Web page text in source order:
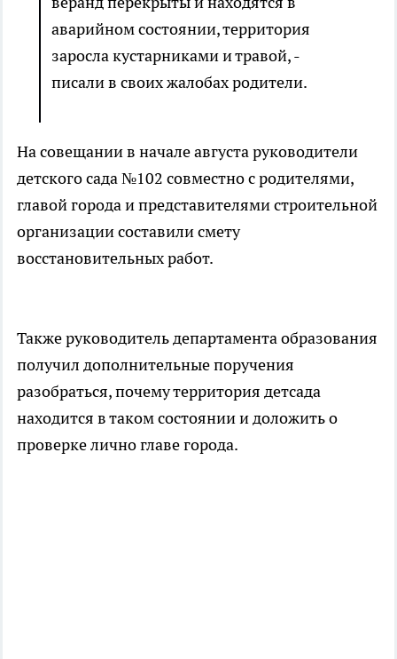
аварийном состоянии, территория
заросла кустарниками и травой, -
писали в своих жалобах родители.
На совещании в начале августа руководители
детского сада №102 совместно с родителями,
главой города и представителями строительной
организации составили смету
восстановительных работ.
Также руководитель департамента образования
получил дополнительные поручения
разобраться, почему территория детсада
находится в таком состоянии и доложить о
проверке лично главе города.